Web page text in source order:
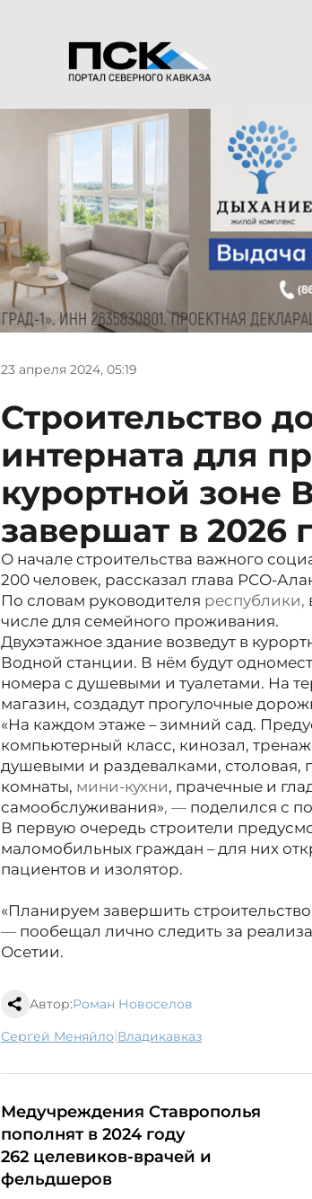
23 апреля 2024, 05:19
Строительство
интерната для
курортной зоне
завершат в 2026
О начале строительства важного
200 человек, рассказал глава РСО-
По словам руководителя республики,
числе для семейного проживания.
Двухэтажное здание возведут в
Водной станции. В нём будут
номера с душевыми и туалетами. На
магазин, создадут прогулочные
«На каждом этаже – зимний сад.
компьютерный класс, кинозал,
душевыми и раздевалками, столовая,
комнаты, мини-кухни, прачечные и
самообслуживания», — поделился с
В первую очередь строители
маломобильных граждан – для них
пациентов и изолятор.
«Планируем завершить строительство
— пообещал лично следить за
Осетии.
Автор:Роман Новоселов
Сергей Меняйло| Владикавказ
Медучреждения Ставрополья
пополнят в 2024 году
262 целевиков-врачей и
фельдшеров